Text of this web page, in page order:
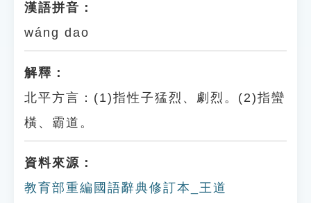
漢語拼音：
wáng dao
解釋：
北平方言：(1)指性子猛烈、劇烈。(2)指蠻
橫、霸道。
資料來源：
教育部重編國語辭典修訂本_王道